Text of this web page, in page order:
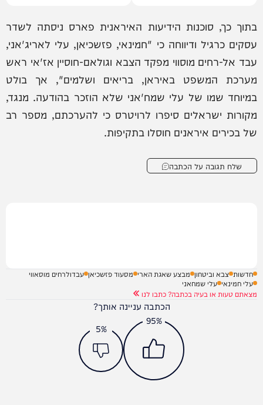
בתוך כך, סוכנות הידיעות האיראנית פארס ניסתה לשדר
עסקים כרגיל ודיווחה כי "חמינאי, פזשכיאן, עלי לאריג'אני,
עבד אל-רחים מוסווי מפקד הצבא וגולאם-חוסיין אז'אי ראש
מערכת המשפט באיראן, בריאים ושלמים", אך בולט
במיוחד שמו של עלי שמח'אני שלא הוזכר בהודעה. מנגד,
מקורות ישראלים סיפרו לרויטרס כי להערכתם, מספר רב
של בכירים איראנים חוסלו בתקיפות.
שלח תגובה על הכתבה
חדשות צבא וביטחון מבצע שאגת הארי מסעוד פזשכיאן עבדולרחים מוסאווי
עלי חמינאי עלי שמחאני
מצאתם טעות או בעיה בכתבה? כתבו לנו
הכתבה עניינה אותך?
95%
5%